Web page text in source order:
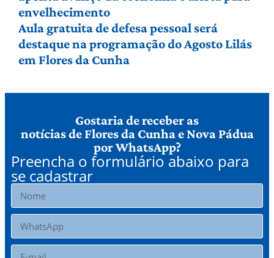
envelhecimento
Aula gratuita de defesa pessoal será
destaque na programação do Agosto Lilás
em Flores da Cunha
Gostaria de receber as
notícias de Flores da Cunha e Nova Pádua
por WhatsApp?
Preencha o formulário abaixo para
se cadastrar